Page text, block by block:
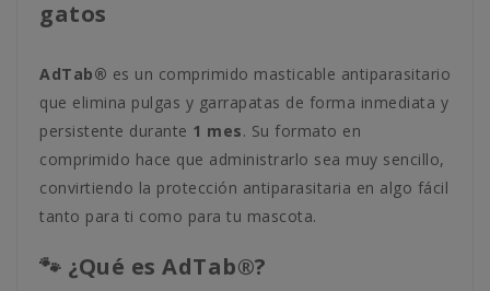
gatos
AdTab® es un comprimido masticable antiparasitario
que elimina pulgas y garrapatas de forma inmediata y
persistente durante 1 mes. Su formato en
comprimido hace que administrarlo sea muy sencillo,
convirtiendo la protección antiparasitaria en algo fácil
tanto para ti como para tu mascota.
🐾 ¿Qué es AdTab®?